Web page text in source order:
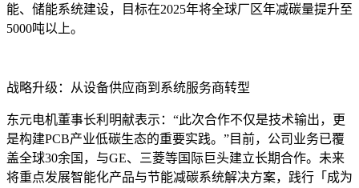
能、储能系统建设，目标在2025年将全球厂区年减碳量提升至
5000吨以上。
战略升级：从设备供应商到系统服务商转型
东元电机董事长利明献表示：“此次合作不仅是技术输出，更
是构建PCB产业低碳生态的重要实践。”目前，公司业务已覆
盖全球30余国，与GE、三菱等国际巨头建立长期合作。未来
将重点发展智能化产品与节能减碳系统解决方案，践行「成为